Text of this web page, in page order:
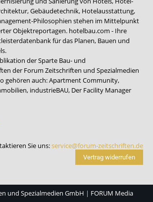
Gebäudetechnik, Hotelausstattung,
Philosophien stehen im Mittelpunkt
Objektreportagen. hotelbau.com - Ihre
für das Planen, Bauen und
der Sparte Bau- und
der Forum Zeitschriften und Spezialmedien
gehören auch:Apartment Community,
, industrieBAU, Der Facility Manager
Sie uns:service@forum-zeitschriften.de
Vertrag widerrufen
und Spezialmedien GmbH | FORUM Media